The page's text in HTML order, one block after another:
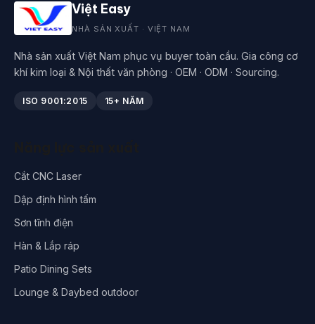
Việt Easy
NHÀ SẢN XUẤT · VIỆT NAM
Nhà sản xuất Việt Nam phục vụ buyer toàn cầu. Gia công cơ
khí kim loại & Nội thất văn phòng · OEM · ODM · Sourcing.
ISO 9001:2015 15+ NĂM
Cắt CNC Laser
Dập định hình tấm
Sơn tĩnh điện
Hàn & Lắp ráp
Patio Dining Sets
Lounge & Daybed outdoor